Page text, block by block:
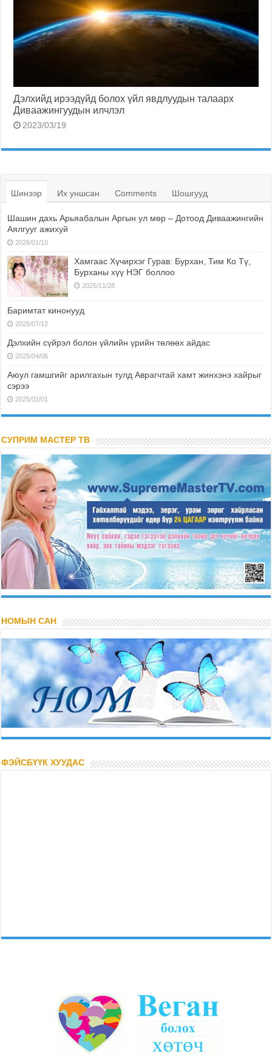
Дэлхийд ирээдүйд болох үйл явдлуудын талаарх
Диваажингуудын илчлэл
2023/03/19
Шинээр Их уншсан Comments Шошгууд
Шашин дахь Арьяабалын Аргын ул мөр – Дотоод Диваажингийн
Аялгууг ажихуй
2026/01/10
Хамгаас Хүчирхэг Гурав: Бурхан, Тим Ко Тү,
Бурханы хүү НЭГ боллоо
2025/11/28
Баримтат кинонууд
2025/07/12
Дэлхийн сүйрэл болон үйлийн үрийн төлөөх айдас
2025/04/06
Аюул гамшгийг арилгахын тулд Аврагчтай хамт жинхэнэ хайрыг
сэрээ
2025/02/01
СУПРИМ МАСТЕР ТВ
НОМЫН САН
ФЭЙСБҮҮК ХУУДАС